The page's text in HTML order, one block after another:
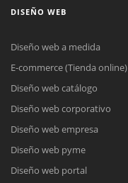
DISEÑO WEB
Diseño web a medida
E-commerce (Tienda online)
Diseño web catálogo
Diseño web corporativo
Diseño web empresa
Diseño web pyme
Diseño web portal